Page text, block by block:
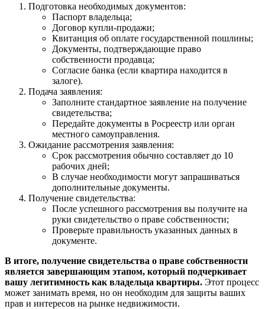
Подготовка необходимых документов:
Паспорт владельца;
Договор купли-продажи;
Квитанция об оплате государственной пошлины;
Документы, подтверждающие право
собственности продавца;
Согласие банка (если квартира находится в
залоге).
Подача заявления:
Заполните стандартное заявление на получение
свидетельства;
Передайте документы в Росреестр или орган
местного самоуправления.
Ожидание рассмотрения заявления:
Срок рассмотрения обычно составляет до 10
рабочих дней;
В случае необходимости могут запрашиваться
дополнительные документы.
Получение свидетельства:
После успешного рассмотрения вы получите на
руки свидетельство о праве собственности;
Проверьте правильность указанных данных в
документе.
В итоге, получение свидетельства о праве собственности
является завершающим этапом, который подчеркивает
вашу легитимность как владельца квартиры. Этот процесс
может занимать время, но он необходим для защиты ваших
прав и интересов на рынке недвижимости.